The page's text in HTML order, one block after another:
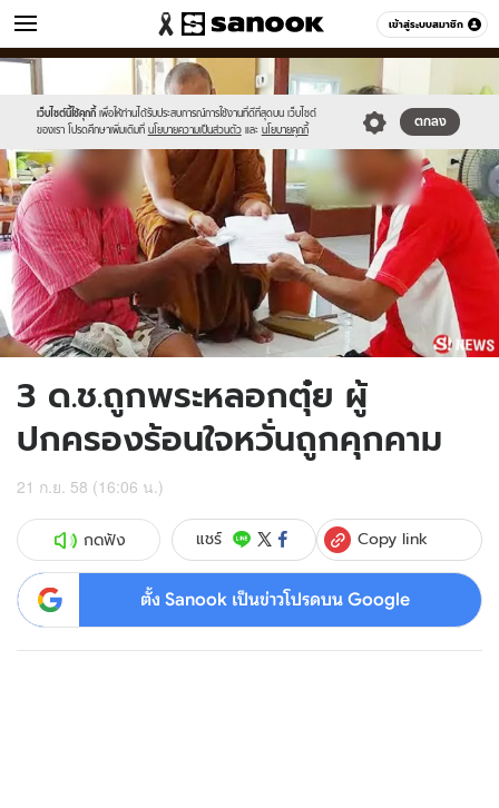
เข้าสู่ระบบสมาชิก
ข่าว หมวดอื่นๆ
เว็บไซต์นี้ใช้คุกกี้ เพื่อให้ท่านได้รับประสบการณ์การใช้งานที่ดีที่สุดบน เว็บไซต์
ของเรา โปรดศึกษาเพิ่มเติมที่ นโยบายความเป็นส่วนตัว และ นโยบายคุกกี้
ตกลง
Sanook
//s.isanook.com/sr/0/images/logo-
new-
sanook.png
600
60
//s.isanook.com/ns/0/ud/373/1869286/53.jpg
3 ด.ช.ถูกพระหลอกตุ๋ย ผู้
ปกครองร้อนใจหวั่นถูกคุกคาม
21 ก.ย. 58 (16:06 น.)
กดฟัง แชร์ Copy link
ตั้ง Sanook เป็นข่าวโปรดบน Google